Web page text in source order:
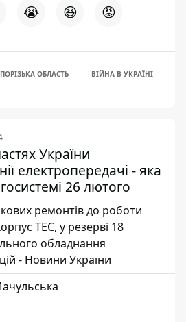
😭 😆 😡
ОБЛАСТЬ ВІЙНА В УКРАЇНІ
України
електропередачі - яка
26 лютого
ремонтів до роботи
ТЕС, у резерві 18
обладнання
- Новини України